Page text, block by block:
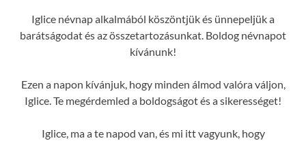
Iglice névnap alkalmából köszöntjük és ünnepeljük a
barátságodat és az összetartozásunkat. Boldog névnapot
kívánunk!
Ezen a napon kívánjuk, hogy minden álmod valóra váljon,
Iglice. Te megérdemled a boldogságot és a sikerességet!
Iglice, ma a te napod van, és mi itt vagyunk, hogy